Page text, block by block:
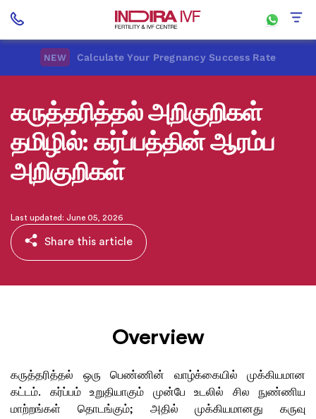
NEW Calculate Your Pregnancy Success Rate
கருத்தரித்தல் அறிகுறிகள்
தமிழில்: கர்ப்பத்தின் ஆரம்ப
அறிகுறிகள்
Last updated: June 05, 2026
Share this article
Overview
கருத்தரித்தல் ஒரு பெண்ணின் வாழ்க்கையில் முக்கியமான
கட்டம். கர்ப்பம் உறுதியாகும் முன்பே உடலில் சில நுண்ணிய
மாற்றங்கள் தொடங்கும்; அதில் முக்கியமானது கருவு